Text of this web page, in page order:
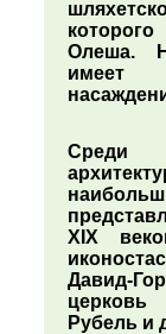
Олеша.
имеет
Среди
XIX
Давид-
Рубель и